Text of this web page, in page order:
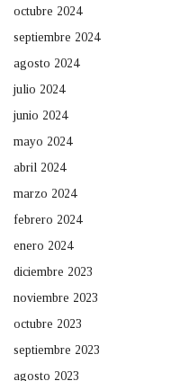
octubre 2024
septiembre 2024
agosto 2024
julio 2024
junio 2024
mayo 2024
abril 2024
marzo 2024
febrero 2024
enero 2024
diciembre 2023
noviembre 2023
octubre 2023
septiembre 2023
agosto 2023